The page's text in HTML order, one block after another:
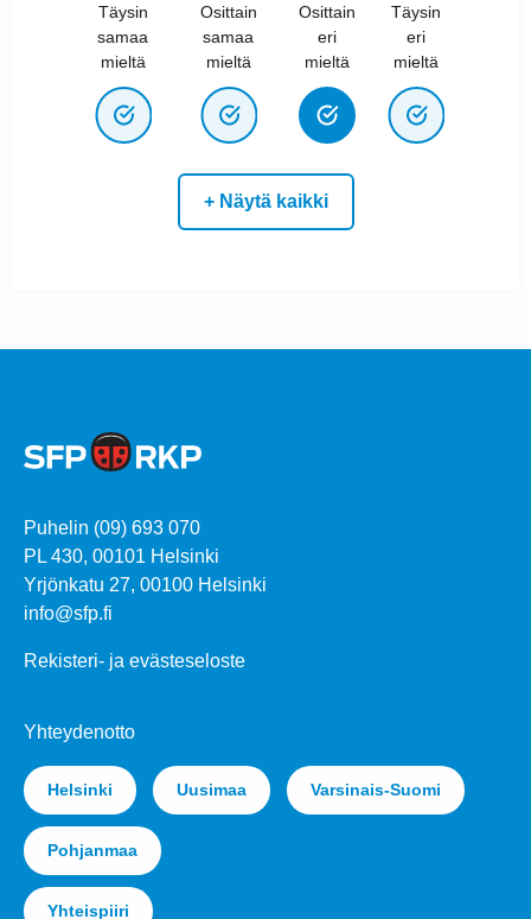
Täysin
samaa
mieltä
Osittain
samaa
mieltä
Osittain
eri
mieltä
Täysin
eri
mieltä
+ Näytä kaikki
Puhelin (09) 693 070
PL 430, 00101 Helsinki
Yrjönkatu 27, 00100 Helsinki
info@sfp.fi
Rekisteri- ja evästeseloste
Yhteydenotto
Helsinki Uusimaa Varsinais-Suomi
Pohjanmaa
Yhteispiiri